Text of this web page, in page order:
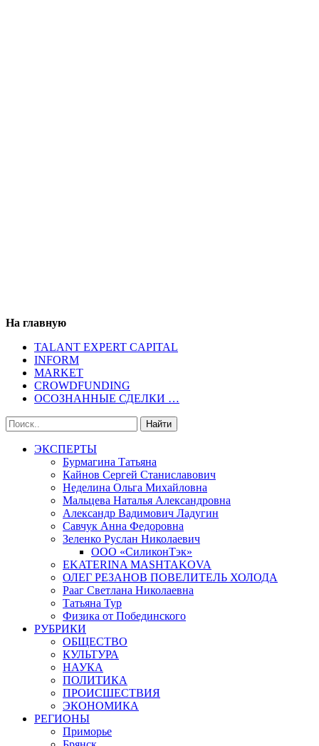
На главную
TALANT EXPERT CAPITAL
INFORM
MARKET
CROWDFUNDING
ОСОЗНАННЫЕ СДЕЛКИ …
ЭКСПЕРТЫ
Бурмагина Татьяна
Кайнов Сергей Станиславович
Неделина Ольга Михайловна
Мальцева Наталья Александровна
Александр Вадимович Ладугин
Савчук Анна Федоровна
Зеленко Руслан Николаевич
ООО «СиликонТэк»
EKATERINA MASHTAKOVA
ОЛЕГ РЕЗАНОВ ПОВЕЛИТЕЛЬ ХОЛОДА
Рааг Светлана Николаевна
Татьяна Тур
Физика от Побединского
РУБРИКИ
ОБЩЕСТВО
КУЛЬТУРА
НАУКА
ПОЛИТИКА
ПРОИСШЕСТВИЯ
ЭКОНОМИКА
РЕГИОНЫ
Приморье